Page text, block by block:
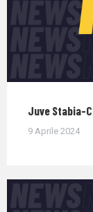
Juve Stabia-
9 Aprile 2024